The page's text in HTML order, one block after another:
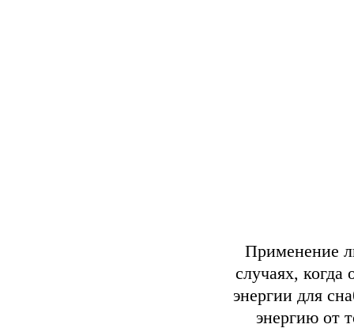
Применение
случаях, когда
энергии для
энергию от